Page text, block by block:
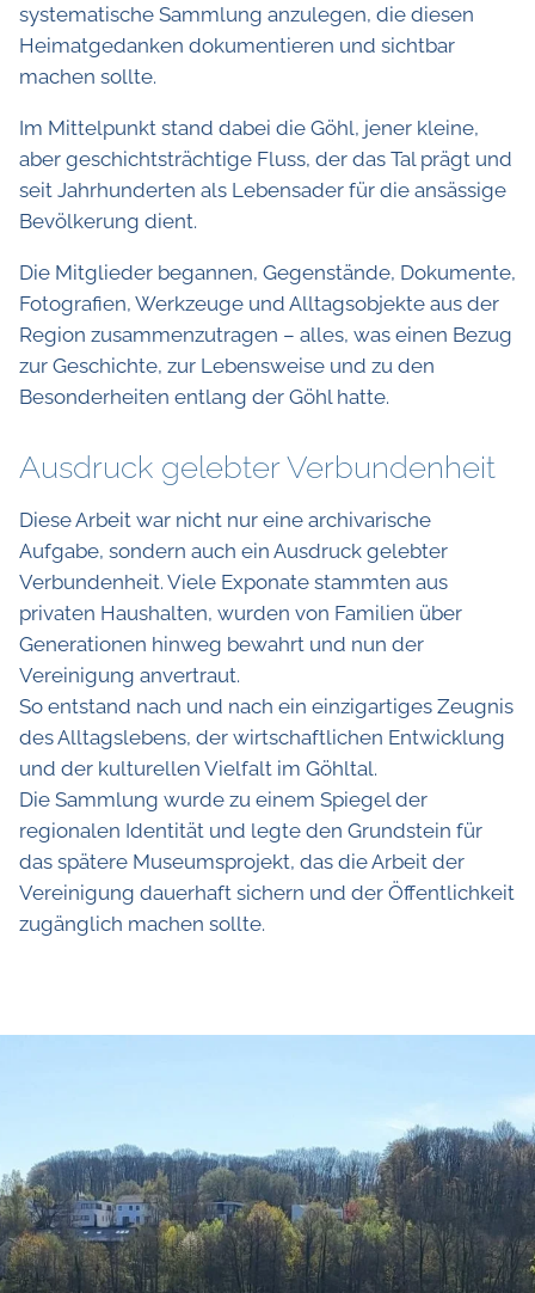
systematische Sammlung anzulegen, die diesen
Heimatgedanken dokumentieren und sichtbar
machen sollte.
Im Mittelpunkt stand dabei die Göhl, jener kleine,
aber geschichtsträchtige Fluss, der das Tal prägt und
seit Jahrhunderten als Lebensader für die ansässige
Bevölkerung dient.
Die Mitglieder begannen, Gegenstände, Dokumente,
Fotografien, Werkzeuge und Alltagsobjekte aus der
Region zusammenzutragen – alles, was einen Bezug
zur Geschichte, zur Lebensweise und zu den
Besonderheiten entlang der Göhl hatte.
Ausdruck gelebter Verbundenheit
Diese Arbeit war nicht nur eine archivarische
Aufgabe, sondern auch ein Ausdruck gelebter
Verbundenheit. Viele Exponate stammten aus
privaten Haushalten, wurden von Familien über
Generationen hinweg bewahrt und nun der
Vereinigung anvertraut.
So entstand nach und nach ein einzigartiges Zeugnis
des Alltagslebens, der wirtschaftlichen Entwicklung
und der kulturellen Vielfalt im Göhltal.
Die Sammlung wurde zu einem Spiegel der
regionalen Identität und legte den Grundstein für
das spätere Museumsprojekt, das die Arbeit der
Vereinigung dauerhaft sichern und der Öffentlichkeit
zugänglich machen sollte.